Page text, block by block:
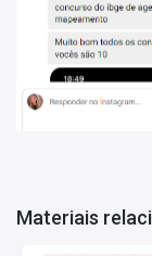
Legislação
Conhecimentos
Informações
Amazonas - 2026:
Vagas: 1 Vaga
Prova: 10/05/2026
Materiais